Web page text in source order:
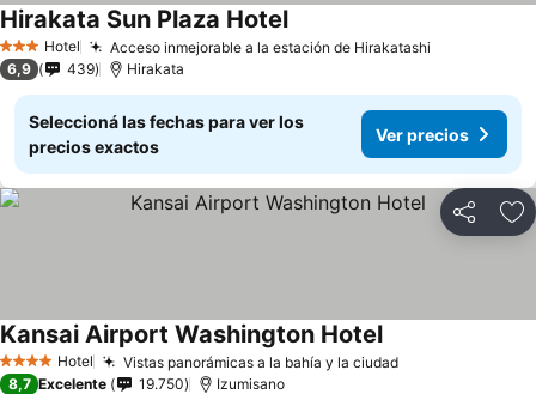
3 Estrellas
Hotel Acceso inmejorable a la estación de Hirakatashi
Hirakata Sun Plaza Hotel
6,9 439 Hirakata
Seleccioná las fechas para ver los
precios exactos
Ver precios
Compartir
4 EstrellasHotel Vistas panorámicas a la bahía y la ciudad
Kansai Airport Washington Hotel
8,7 Excelente 19.750 Izumisano